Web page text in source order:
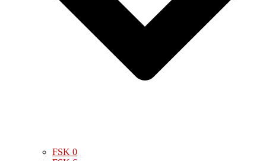
FSK 0